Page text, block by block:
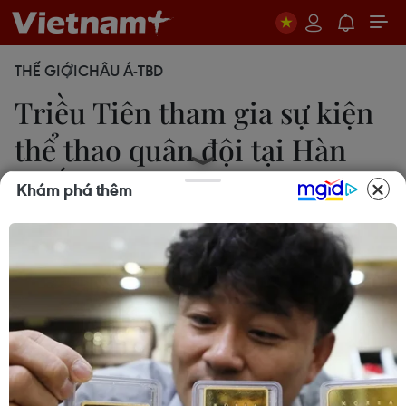
THẾ GIỚICHÂU Á-TBD
Triều Tiên tham gia sự kiện
thể thao quân đội tại Hàn
Quốc
Các quan chức Hàn Quốc ngày 18/9 cho biết Triều
Tiên sẽ tham gia một cuộc thi đấu thể thao quân
đội quốc tế, được tổ chức tại Hàn Quốc vào tháng
10 tới.
Các quan chức Hàn Quốc ngày 18/9 cho biết
Khám phá thêm